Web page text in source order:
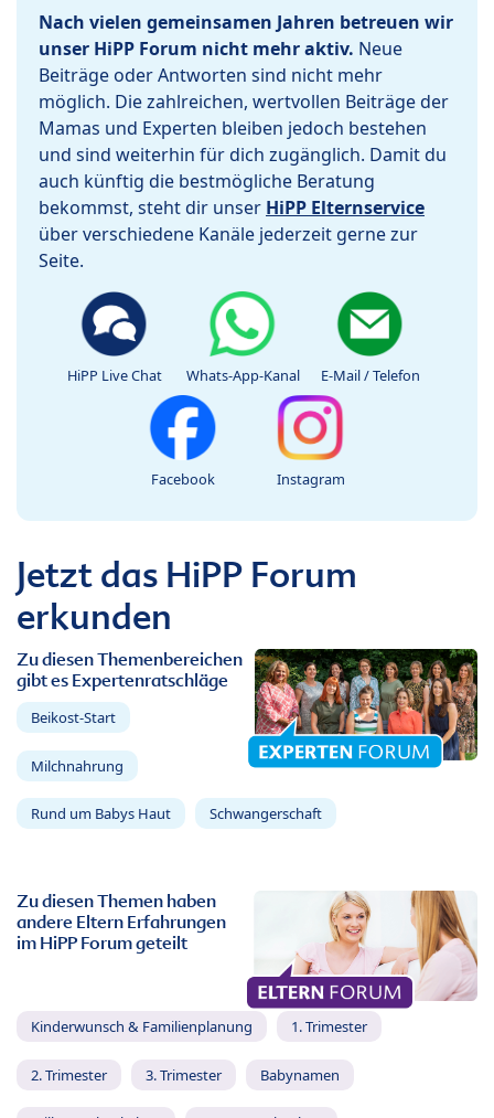
Nach vielen gemeinsamen Jahren betreuen wir
unser HiPP Forum nicht mehr aktiv. Neue
Beiträge oder Antworten sind nicht mehr
möglich. Die zahlreichen, wertvollen Beiträge der
Mamas und Experten bleiben jedoch bestehen
und sind weiterhin für dich zugänglich. Damit du
auch künftig die bestmögliche Beratung
bekommst, steht dir unser HiPP Elternservice
über verschiedene Kanäle jederzeit gerne zur
Seite.
HiPP Live Chat Whats-App-Kanal E-Mail / Telefon
Facebook Instagram
Jetzt das HiPP Forum
erkunden
Zu diesen Themenbereichen
gibt es Expertenratschläge
Beikost-Start
Milchnahrung
Rund um Babys Haut Schwangerschaft
Zu diesen Themen haben
andere Eltern Erfahrungen
im HiPP Forum geteilt
Kinderwunsch & Familienplanung 1. Trimester
2. Trimester 3. Trimester Babynamen